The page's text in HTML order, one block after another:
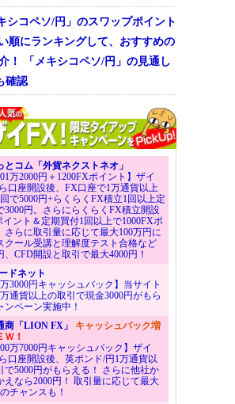
シコペソ/円」のスワップポイント
順にランキングして、おすすめの
！ 「メキシコペソ/円」の見通し
確認
とコム「外貨ネクストネオ」
万2000円＋1200FXポイント】ザイ
口座開設後、FX口座で1万通貨以上
で5000円+らくらくFX積立1回以上定
3000円。さらにらくらくFX積立開設
イント＆定期買付1回以上で1000FXポ
さらに取引量に応じて最大100万円に
クール受講と理解度テスト合格など
、CFD開設と取引で最大4000円！
ドネット
万3000円キャッシュバック】当サイト
通貨以上の取引で現金3000円がもら
ンペーン実施中！
商「LION FX」 キャッシュバック増
！
万7000円キャッシュバック】ザイ
口座開設後、英ポンド/円1万通貨以
で5000円がもらえる！ さらに他社か
えなら2000円！ 取引量に応じて最大
チャンスも！